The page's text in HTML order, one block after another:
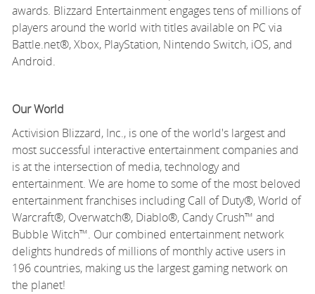
awards. Blizzard Entertainment engages tens of millions of
players around the world with titles available on PC via
Battle.net®, Xbox, PlayStation, Nintendo Switch, iOS, and
Android.
Our World
Activision Blizzard, Inc., is one of the world's largest and
most successful interactive entertainment companies and
is at the intersection of media,technologyand
entertainment. We are home to some of the most beloved
entertainment franchises including Call of Duty®, World of
Warcraft®, Overwatch®, Diablo®, Candy Crush™ and
Bubble Witch™. Our combined entertainment network
delights hundreds of millions of monthly active users in
196 countries, making us the largest gaming network on
the planet!